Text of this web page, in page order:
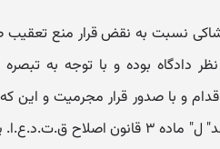
نسبت به نقض قرار منع تعقیب
و با صدور قرار مجرمیت و این
کیفرخواست نیز می باشد مستندا به بند" ل" ماده